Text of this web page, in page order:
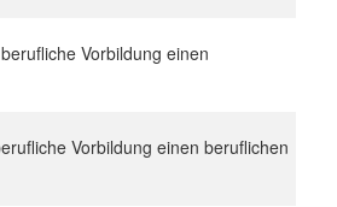
Vorbildung einen
Vorbildung einen beruflichen